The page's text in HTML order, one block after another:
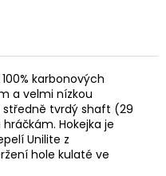
karbonových
a velmi nízkou
tvrdý shaft (29
Hokejka je
Unilite z
hole kulaté ve